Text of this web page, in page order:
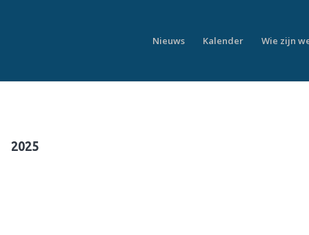
Nieuws Kalender Wie zijn
2025